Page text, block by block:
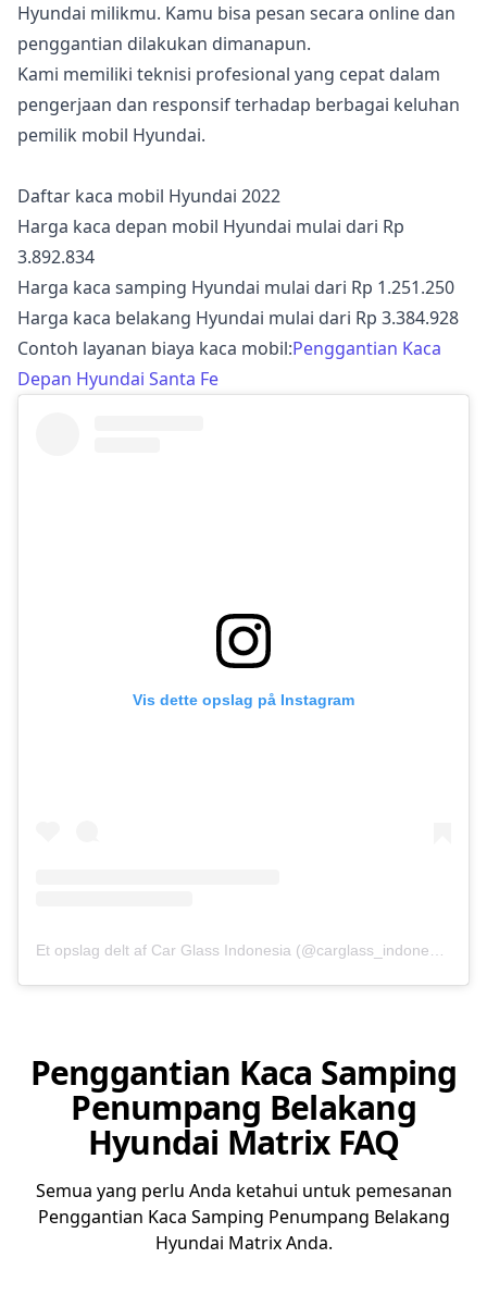
Hyundai milikmu. Kamu bisa pesan secara online dan
penggantian dilakukan dimanapun.
Kami memiliki teknisi profesional yang cepat dalam
pengerjaan dan responsif terhadap berbagai keluhan
pemilik mobil Hyundai.
Daftar kaca mobil Hyundai 2022
Harga kaca depan mobil Hyundai mulai dari Rp
3.892.834
Harga kaca samping Hyundai mulai dari Rp 1.251.250
Harga kaca belakang Hyundai mulai dari Rp 3.384.928
Contoh layanan biaya kaca mobil:Penggantian Kaca
Depan Hyundai Santa Fe
Vis dette opslag på Instagram
Penggantian Kaca Samping
Penumpang Belakang
Hyundai Matrix FAQ
Semua yang perlu Anda ketahui untuk pemesanan
Penggantian Kaca Samping Penumpang Belakang
Hyundai Matrix Anda.